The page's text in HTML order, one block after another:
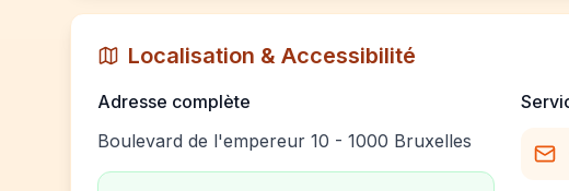
Localisation & Accessibilité
Adresse complète
Boulevard de l'empereur 10 - 1000 Bruxelles